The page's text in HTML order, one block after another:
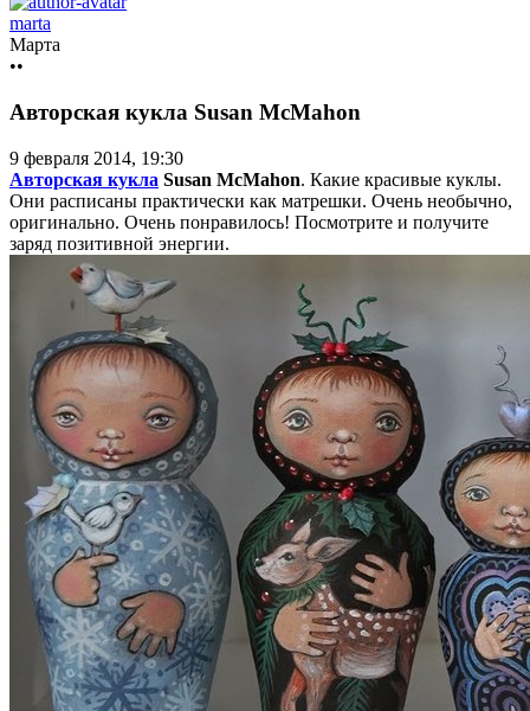
marta
Марта
••
Авторская кукла Susan McMahon
9 февраля 2014, 19:30
Авторская кукла Susan McMahon. Какие красивые куклы.
Они расписаны практически как матрешки. Очень необычно,
оригинально. Очень понравилось! Посмотрите и получите
заряд позитивной энергии.